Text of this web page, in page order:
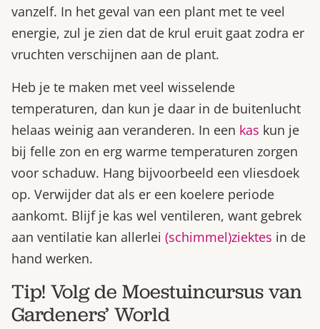
vanzelf. In het geval van een plant met te veel
energie, zul je zien dat de krul eruit gaat zodra er
vruchten verschijnen aan de plant.
Heb je te maken met veel wisselende
temperaturen, dan kun je daar in de buitenlucht
helaas weinig aan veranderen. In een kas kun je
bij felle zon en erg warme temperaturen zorgen
voor schaduw. Hang bijvoorbeeld een vliesdoek
op. Verwijder dat als er een koelere periode
aankomt. Blijf je kas wel ventileren, want gebrek
aan ventilatie kan allerlei (schimmel)ziektes in de
hand werken.
Tip! Volg de Moestuincursus van
Gardeners’ World